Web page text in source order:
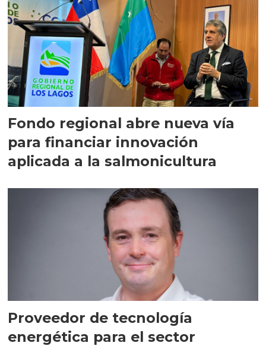
Fondo regional abre nueva vía
para financiar innovación
aplicada a la salmonicultura
Proveedor de tecnología
energética para el sector